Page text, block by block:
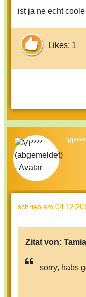
ist ja ne echt
Likes: 1
schrieb am
Zitat von:
sorry, habs